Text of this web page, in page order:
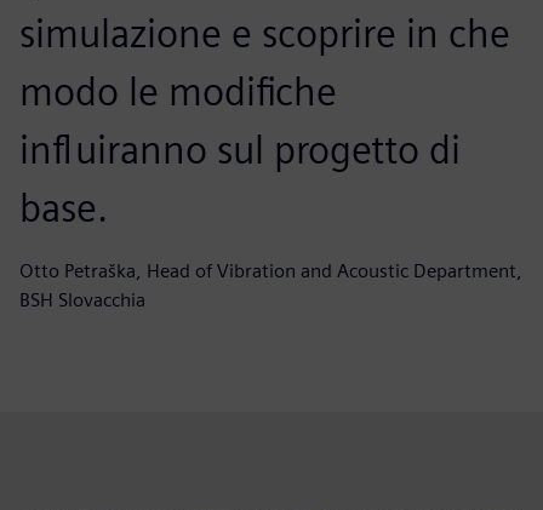
simulazione e scoprire in che
modo le modifiche
influiranno sul progetto di
base.
Otto Petraška, Head of Vibration and Acoustic Department,
BSH Slovacchia